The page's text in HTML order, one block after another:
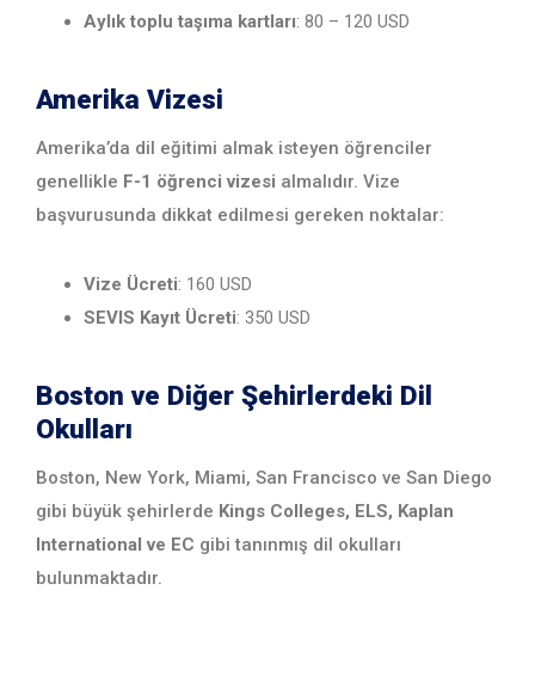
Aylık toplu taşıma kartları: 80 – 120 USD
Amerika Vizesi
Amerika’da dil eğitimi almak isteyen öğrenciler
genellikle F-1 öğrenci vizesi almalıdır. Vize
başvurusunda dikkat edilmesi gereken noktalar:
Vize Ücreti: 160 USD
SEVIS Kayıt Ücreti: 350 USD
Boston ve Diğer Şehirlerdeki Dil
Okulları
Boston, New York, Miami, San Francisco ve San Diego
gibi büyük şehirlerde Kings Colleges, ELS, Kaplan
International ve EC gibi tanınmış dil okulları
bulunmaktadır.